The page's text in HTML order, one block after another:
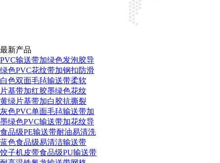
最新产品
PVC输送带加绿色发泡胶导
绿色PVC花纹带加钢扣防滑
白色双面毛毡输送带柔软
片基带加红胶墨绿色花纹
黄绿片基带加白胶抗撕裂
灰色PVC单面毛毡输送带加
墨绿色PVC输送带加花纹导
食品级PE输送带耐油易清洗
蓝色食品级易清洁输送带
饺子机皮带食品级PU输送带